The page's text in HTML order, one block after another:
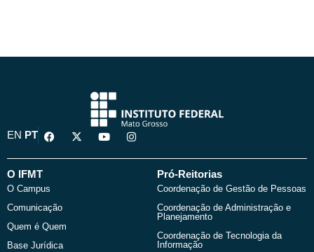
EN PT
F
a
e
o
k
X
-
w
Y
o
t
I
n
t
O IFMT
O Campus
Comunicação
Quem é Quem
Base Jurídica
Pró-Reitorias
Coordenação de Gestão de Pessoas
Coordenação de Administração e
Planejamento
Coordenação de Tecnologia da
Informação